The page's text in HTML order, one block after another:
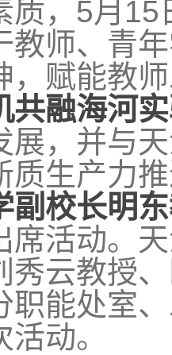
质，5月
教师、青
，赋能教
共融海河
展，并与
生产力推
副校长明
席活动。
秀云教授
职能处室
动。